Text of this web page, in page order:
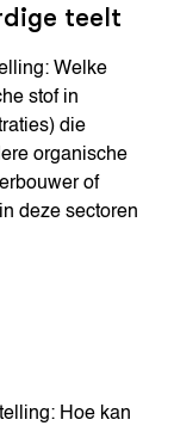
teelt
Welke
stof in
die
organische
of
deze sectoren
Hoe kan